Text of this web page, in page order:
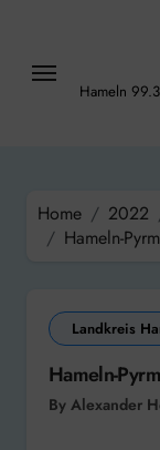
content
Hameln
Home 2022
Hameln-
Landkreis
Hameln-
By Alexander